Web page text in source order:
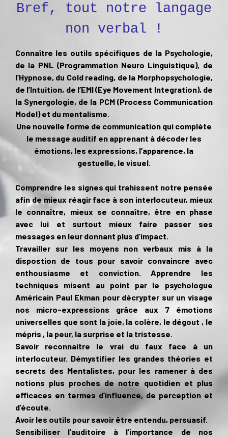
Bref, tout notre langage
non verbal !
Connaître les outils spécifiques de la Psychologie,
de la PNL (Programmation Neuro Linguistique), de
l’Hypnose, du Cold reading, de la Morphopsychologie,
de l’Intuition, de l’EMI (Eye Movement Integration), de
la Synergologie, de la PCM (Process Communication
Model) et du mentalisme.
Une nouvelle forme de communication qui complète
le message auditif en apprenant à décoder les
émotions, les expressions, l’apparence, la
gestuelle, le visuel.
Comprendre les signes qui trahissent notre pensée
afin de mieux réagir face à son interlocuteur, mieux
le connaître, mieux se connaître, être en phase
avec lui et surtout mieux faire passer ses
messages en leur donnant plus d’impact.
Travailler sur les moyens non verbaux mis à la
dispostion de tous pour savoir convaincre avec
enthousiasme et conviction. Apprendre les
techniques misent au point par le psychologue
Américain Paul Ekman pour décrypter sur un visage
nos micro-expressions grâce aux 7 émotions
universelles que sont la joie, la colère, le dégout , le
mépris , la peur, la surprise et la tristesse.
Savoir reconnaitre le vrai du faux face à un
interlocuteur. Démystifier les grandes théories et
secrets des Mentalistes, pour les ramener à des
notions plus proches de notre quotidien et plus
efficaces en termes d’influence, de perception et
d’écoute.
Avoir les outils pour savoir être entendu, persuasif.
Sensibiliser l’auditoire à l’importance de nos